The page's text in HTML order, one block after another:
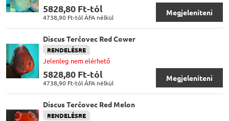
5828,80 Ft-tól
4738,90 Ft-tólÁFA nélkül
Megjeleníteni
Discus Terčovec Red Cower
RENDELÉSRE
Jelenleg nem elérhető
5828,80 Ft-tól
4738,90 Ft-tólÁFA nélkül
Megjeleníteni
Discus Terčovec Red Melon
RENDELÉSRE